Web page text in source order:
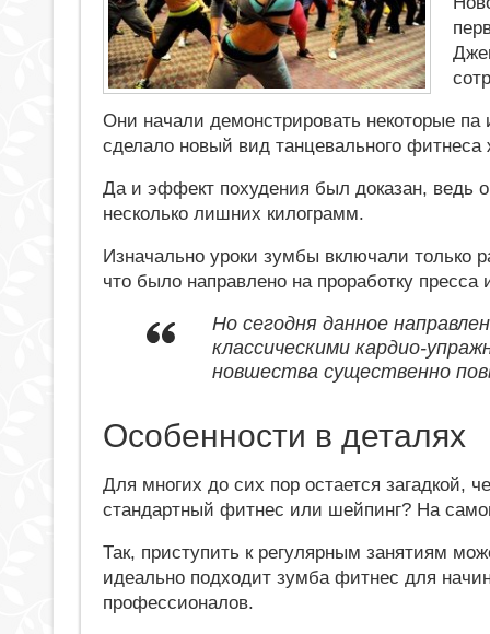
Они начали демонстрировать некоторые
сделало новый вид танцевального фитнеса
Да и эффект похудения был доказан, ведь
несколько лишних килограмм.
Изначально уроки зумбы включали только
что было направлено на проработку пресса
Но сегодня данное
классическими кардио-
новшества существенно
Особенности в деталях
Для многих до сих пор остается загадкой,
стандартный фитнес или шейпинг? На
Так, приступить к регулярным занятиям
идеально подходит зумба фитнес для
профессионалов.